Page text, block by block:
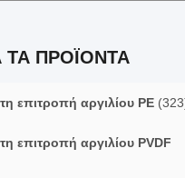
ΤΑ ΠΡΟΪΌΝΤΑ
επιτροπή αργιλίου PE
επιτροπή αργιλίου PVDF